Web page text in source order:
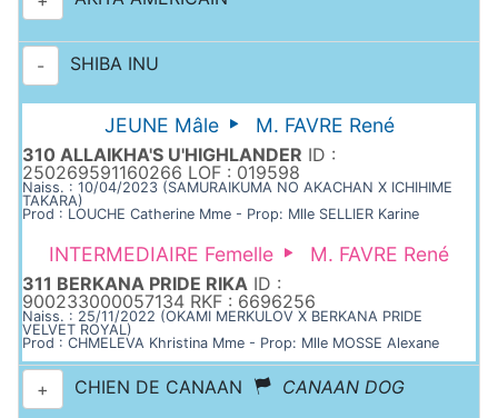
- SHIBA INU
JEUNE Mâle M. FAVRE René
310 ALLAIKHA'S U'HIGHLANDER ID :
250269591160266 LOF : 019598
Naiss. : 10/04/2023 (SAMURAIKUMA NO AKACHAN X ICHIHIME
TAKARA)
Prod : LOUCHE Catherine Mme - Prop: Mlle SELLIER Karine
INTERMEDIAIRE Femelle M. FAVRE René
311 BERKANA PRIDE RIKA ID :
900233000057134 RKF : 6696256
Naiss. : 25/11/2022 (OKAMI MERKULOV X BERKANA PRIDE
VELVET ROYAL)
Prod : CHMELEVA Khristina Mme - Prop: Mlle MOSSE Alexane
+ CHIEN DE CANAAN CANAAN DOG